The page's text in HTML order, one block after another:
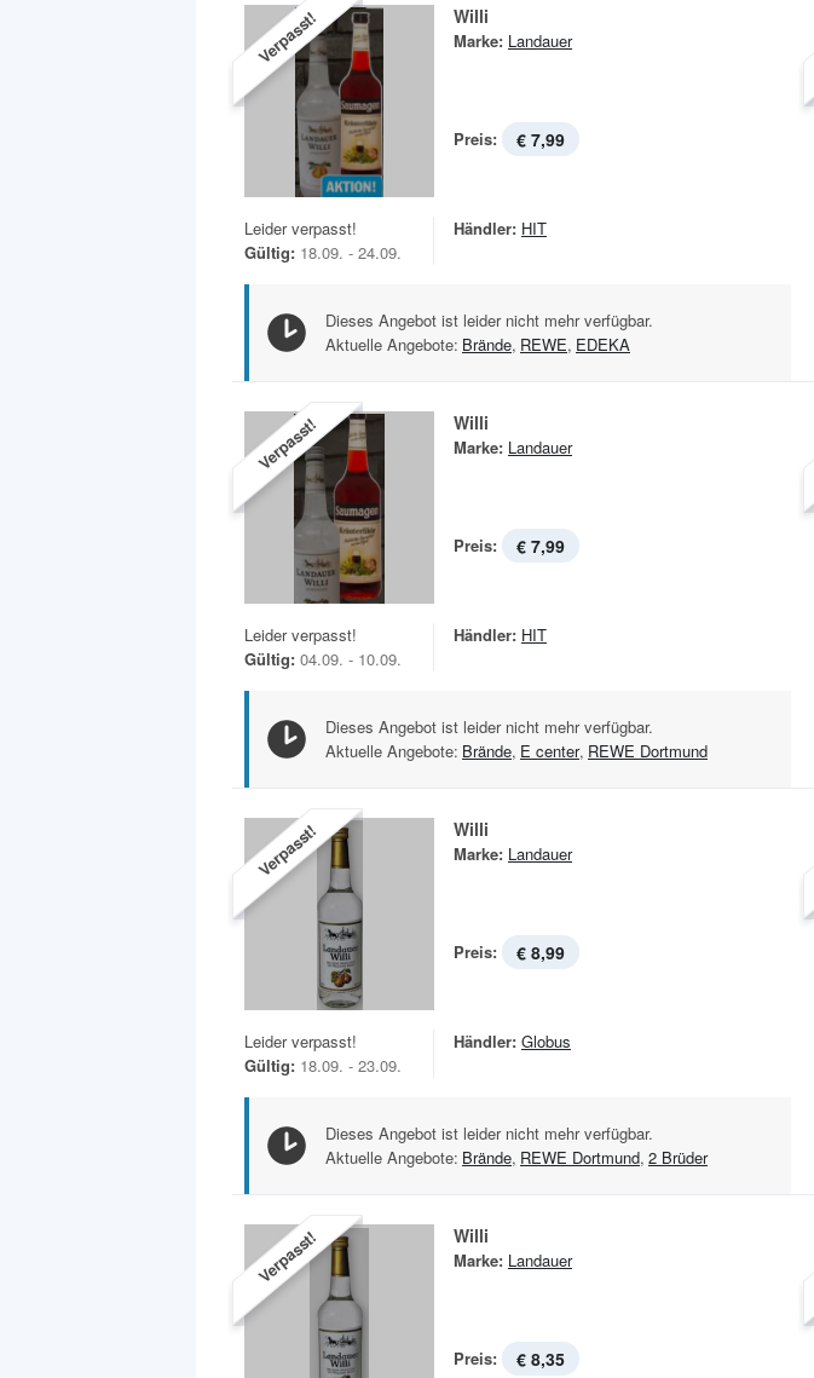
Verpasst! Willi
Marke: Landauer
Preis: € 7,99
Leider verpasst!
Gültig: 18.09. - 24.09.
Händler: HIT
Dieses Angebot ist leider nicht mehr verfügbar.
Aktuelle Angebote: Brände, REWE, EDEKA
Verpasst! Willi
Marke: Landauer
Preis: € 7,99
Leider verpasst!
Gültig: 04.09. - 10.09.
Händler: HIT
Dieses Angebot ist leider nicht mehr verfügbar.
Aktuelle Angebote: Brände, E center, REWE Dortmund
Verpasst! Willi
Marke: Landauer
Preis: € 8,99
Leider verpasst!
Gültig: 18.09. - 23.09.
Händler: Globus
Dieses Angebot ist leider nicht mehr verfügbar.
Aktuelle Angebote: Brände, REWE Dortmund, 2 Brüder
Verpasst! Willi
Marke: Landauer
Preis: € 8,35